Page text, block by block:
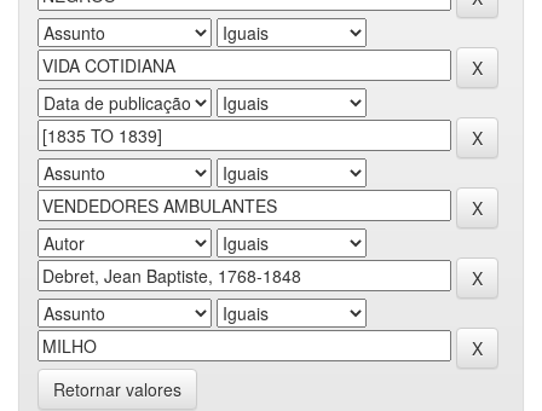
Retornar valores